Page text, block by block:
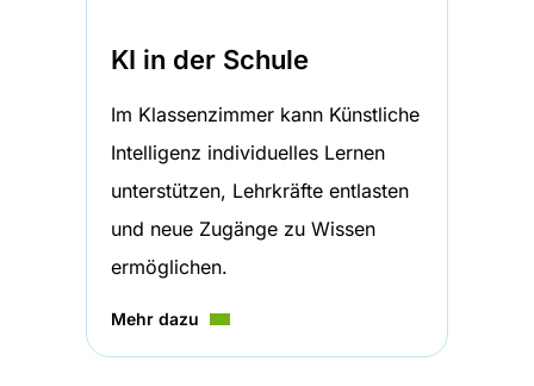
KI in der Schule
Im Klassenzimmer kann Künstliche
Intelligenz individuelles Lernen
unterstützen, Lehrkräfte entlasten
und neue Zugänge zu Wissen
ermöglichen.
Mehr dazu